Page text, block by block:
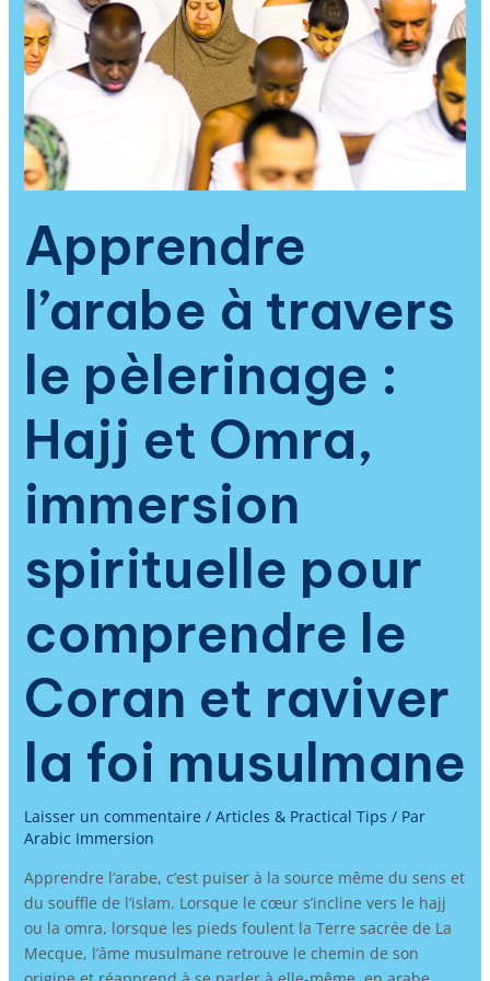
Apprendre
l’arabe à travers
le pèlerinage :
Hajj et Omra,
immersion
spirituelle pour
comprendre le
Coran et raviver
la foi musulmane
Laisser un commentaire / Articles & Practical Tips / Par
Arabic Immersion
Apprendre l’arabe, c’est puiser à la source même du sens et
du souffle de l’islam. Lorsque le cœur s’incline vers le hajj
ou la omra, lorsque les pieds foulent la Terre sacrée de La
Mecque, l’âme musulmane retrouve le chemin de son
immersion
spirituelle
pour
comprendre
le
Coran
et
raviver
foi
musulmane